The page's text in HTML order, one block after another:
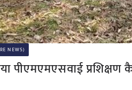
NEWS)
पीएमएमएसवाई